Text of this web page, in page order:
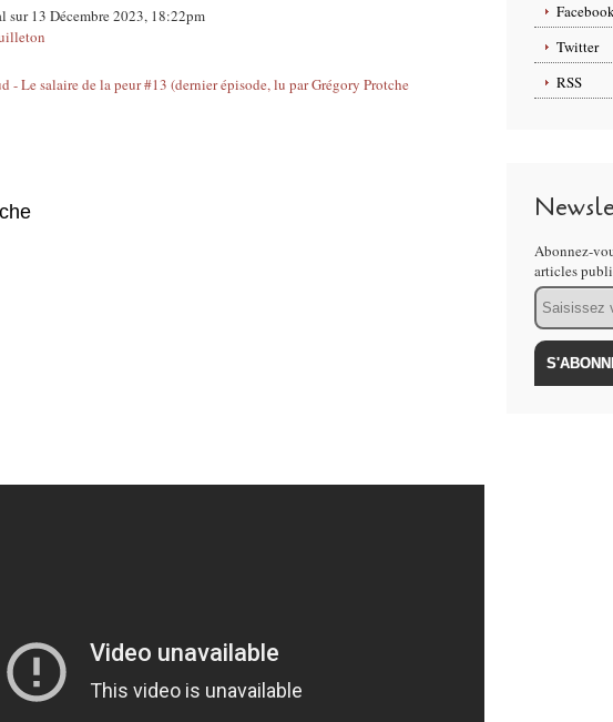
13 Décembre 2023, 18:22pm
Twitter
RSS
Abonnez-
articles
Email